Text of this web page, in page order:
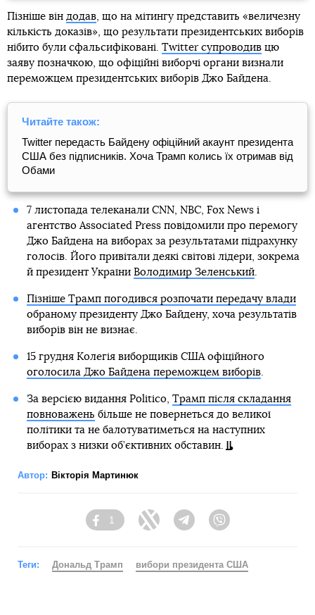
Пізніше він додав , що на мітингу представить «величезну
кількість доказів», що результати президентських виборів
нібито були сфальсифіковані. Twitter супроводив цю
заяву позначкою, що офіційні виборчі органи визнали
переможцем президентських виборів Джо Байдена.
Читайте також:
Twitter передасть Байдену офіційний акаунт президента
США без підписників. Хоча Трамп колись їх отримав від
Обами
7 листопада телеканали CNN, NBC, Fox News і
агентство Associated Press повідомили про перемогу
Джо Байдена на виборах за результатами підрахунку
голосів. Його привітали деякі світові лідери, зокрема
й президент України Володимир Зеленський.
Пізніше Трамп погодився розпочати передачу влади
обраному президенту Джо Байдену, хоча результатів
виборів він не визнає.
15 грудня Колегія виборщиків США офіційного
оголосила Джо Байдена переможцем виборів.
За версією видання Politico, Трамп після складання
повноважень більше не повернеться до великої
політики та не балотуватиметься на наступних
виборах з низки об’єктивних обставин.
Автор: Вікторія Мартинюк
Facebook
1
Twitter TelegramViber
Теги: Дональд Трамп вибори президента США